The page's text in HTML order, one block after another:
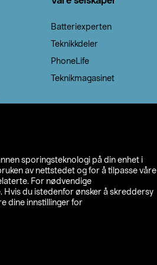
sporingsteknologi på din enhet i
av nettstedet og for å tilpasse våre
For nødvendige
Hvis du istedenfor ønsker å skreddersy
dine innstillinger for
Batteriexperten
Teknikkdeler
PhoneLife
Teknikmagasinet